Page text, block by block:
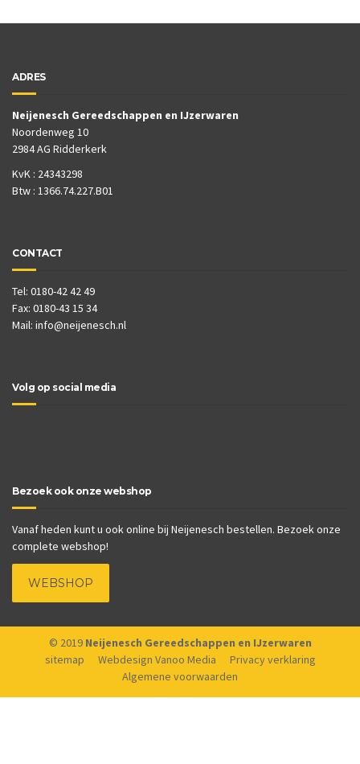
ADRES
Neijenesch Gereedschappen en IJzerwaren
Noordenweg 10
2984 AG Ridderkerk
KvK : 24343298
Btw : 1366.74.227.B01
CONTACT
Tel: 0180-42 42 49
Fax: 0180-43 15 34
Mail: info@neijenesch.nl
Volg op social media
Bezoek ook onze webshop
Vanaf heden kunt u ook online bij Neijenesch bestellen. Bezoek onze
complete webshop!
WEBSHOP
© 2019 Neijenesch Gereedschappen en IJzerwaren
sitemap
Webdesign Vanoo Media
Privacy verklaring
Algemene voorwaarden